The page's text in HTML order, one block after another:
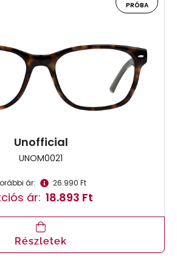
PRÓBA
Unofficial
UNOM0021
ár: 26.990 Ft
ár: 18.893 Ft
Részletek